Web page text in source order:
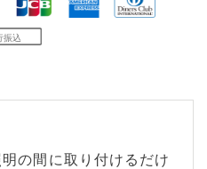
の間に取り付けるだけ